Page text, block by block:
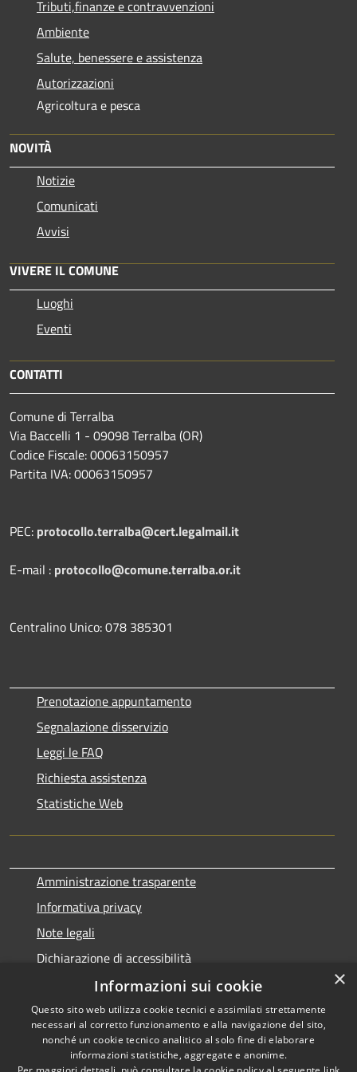
Tributi,finanze e contravvenzioni
Ambiente
Salute, benessere e assistenza
Autorizzazioni
Agricoltura e pesca
NOVITÀ
Notizie
Comunicati
Avvisi
VIVERE IL COMUNE
Luoghi
Eventi
CONTATTI
Comune di Terralba
Via Baccelli 1 - 09098 Terralba (OR)
Codice Fiscale: 00063150957
Partita IVA: 00063150957
PEC: protocollo.terralba@cert.legalmail.it
E-mail : protocollo@comune.terralba.or.it
Centralino Unico: 078 385301
Prenotazione appuntamento
Segnalazione disservizio
Leggi le FAQ
Richiesta assistenza
Statistiche Web
Amministrazione trasparente
Informativa privacy
Note legali
Dichiarazione di accessibilità
Accessibilità
Copyright © 2026 • Comune di
Terralba • Powered by
×
Informazioni sui cookie
Questo sito web utilizza cookie tecnici e assimilati strettamente
necessari al corretto funzionamento e alla navigazione del sito,
nonché un cookie tecnico analitico al solo fine di elaborare
informazioni statistiche, aggregate e anonime.